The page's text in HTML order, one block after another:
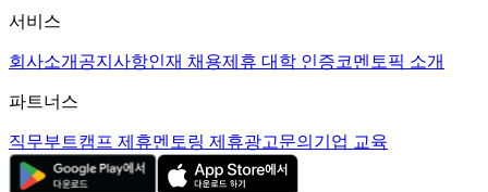
서비스
회사소개 공지사항인재 채용제휴 대학 인증코멘토픽 소개
파트너스
직무부트캠프 제휴멘토링 제휴광고문의 기업 교육